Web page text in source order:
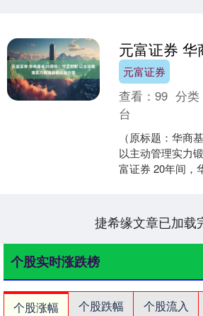
元富证券
查看：99 分类
台
（原标题：华商
以主动管理实力
富证券 20年间，
捷希缘文章已加载
个股实时涨跌榜
个股涨幅 个股跌幅 个股流入